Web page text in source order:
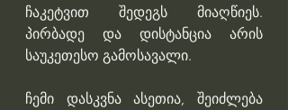
ჩაკეტვით შედეგს მიაღწიეს.
პირბადე და დისტანცია არის
საუკეთესო გამოსავალი.
ჩემი დასკვნა ასეთია, შეიძლება